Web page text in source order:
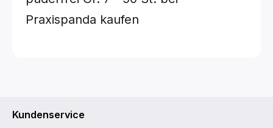
Praxispanda kaufen
Kundenservice